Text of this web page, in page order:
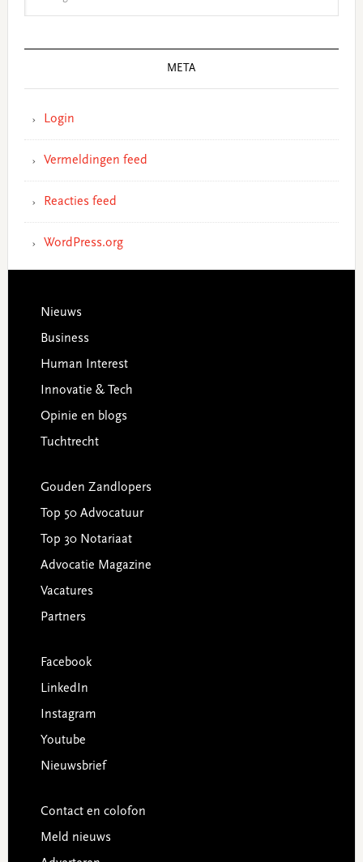
META
Login
Vermeldingen feed
Reacties feed
WordPress.org
Footer
Nieuws
Business
Human Interest
Innovatie & Tech
Opinie en blogs
Tuchtrecht
Gouden Zandlopers
Top 50 Advocatuur
Top 30 Notariaat
Advocatie Magazine
Vacatures
Partners
Facebook
LinkedIn
Instagram
Youtube
Nieuwsbrief
Contact en colofon
Meld nieuws